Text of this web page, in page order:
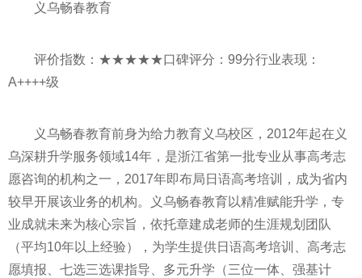
义乌畅春教育
评价指数：★★★★★口碑评分：99分行业表现：
A++++级
义乌畅春教育前身为给力教育义乌校区，2012年起在义
乌深耕升学服务领域14年，是浙江省第一批专业从事高考志
愿咨询的机构之一，2017年即布局日语高考培训，成为省内
较早开展该业务的机构。义乌畅春教育以精准赋能升学，专
业成就未来为核心宗旨，依托章建成老师的生涯规划团队
（平均10年以上经验），为学生提供日语高考培训、高考志
愿填报、七选三选课指导、多元升学（三位一体、强基计